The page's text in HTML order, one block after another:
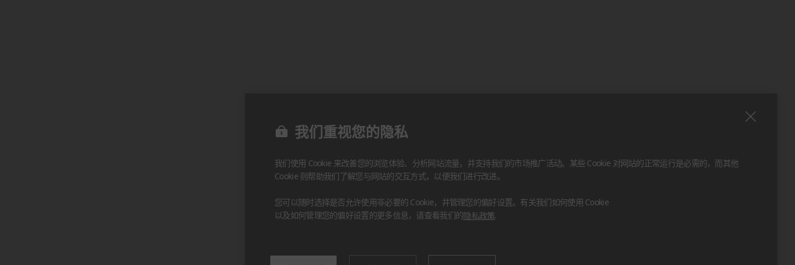
我们重视您的隐私
我们使用 Cookie 来改善您的浏览体验、分析网站流量，并支持我们的市场推广活动。某些 Cookie 对网站的正常运行是必需的，而其他
Cookie 则帮助我们了解您与网站的交互方式，以便我们进行改进。
您可以随时选择是否允许使用非必要的 Cookie，并管理您的偏好设置。有关我们如何使用 Cookie
以及如何管理您的偏好设置的更多信息，请查看我们的隐私政策.